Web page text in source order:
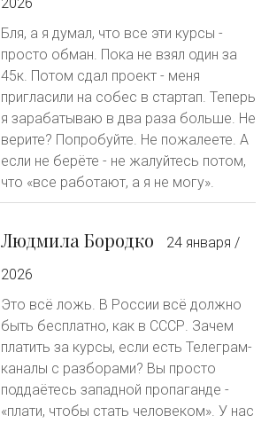
2026
Бля, а я думал, что все эти курсы -
просто обман. Пока не взял один за
45к. Потом сдал проект - меня
пригласили на собес в стартап. Теперь
я зарабатываю в два раза больше. Не
верите? Попробуйте. Не пожалеете. А
если не берёте - не жалуйтесь потом,
что «все работают, а я не могу».
Людмила Бородко
24 января /
2026
Это всё ложь. В России всё должно
быть бесплатно, как в СССР. Зачем
платить за курсы, если есть Телеграм-
каналы с разборами? Вы просто
поддаётесь западной пропаганде -
«плати, чтобы стать человеком». У нас